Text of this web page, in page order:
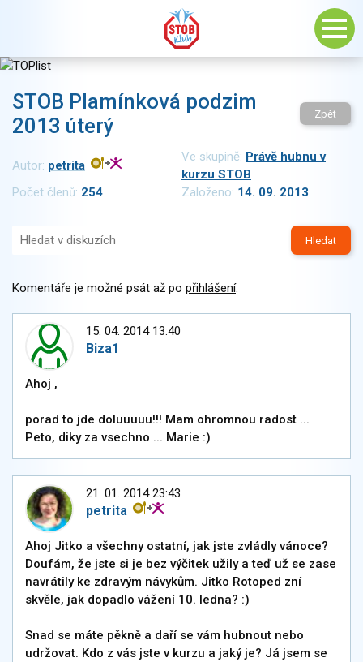
STOB Plamínková podzim
2013 úterý
Zpět
Autor: petrita
Ve skupině: Právě hubnu v
kurzu STOB
Počet členů: 254 Založeno: 14. 09. 2013
Hledat
Komentáře je možné psát až po přihlášení.
15. 04. 2014 13:40
Biza1
Ahoj ,
porad to jde doluuuuu!!! Mam ohromnou radost ...
Peto, diky za vsechno ... Marie :)
21. 01. 2014 23:43
petrita
Ahoj Jitko a všechny ostatní, jak jste zvládly vánoce?
Doufám, že jste si je bez výčitek užily a teď už se zase
navrátily ke zdravým návykům. Jitko Rotoped zní
skvěle, jak dopadlo vážení 10. ledna? :)
Snad se máte pěkně a daří se vám hubnout nebo
udržovat. Kdo z vás jste v kurzu a jaký je? Já jsem se